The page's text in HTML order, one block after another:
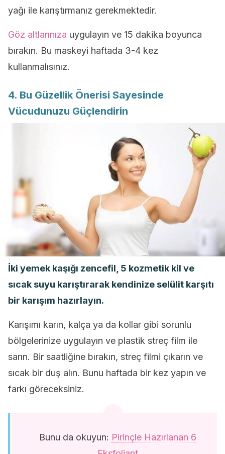
yağı ile karıştırmanız gerekmektedir.
Göz altlarınıza uygulayın ve 15 dakika boyunca
bırakın. Bu maskeyi haftada 3-4 kez
kullanmalısınız.
4. Bu Güzellik Önerisi Sayesinde
Vücudunuzu Güçlendirin
İki yemek kaşığı zencefil, 5 kozmetik kil ve
sıcak suyu karıştırarak kendinize selülit karşıtı
bir karışım hazırlayın.
Karışımı karın, kalça ya da kollar gibi sorunlu
bölgelerinize uygulayın ve plastik streç film ile
sarın. Bir saatliğine bırakın, streç filmi çıkarın ve
sıcak bir duş alın. Bunu haftada bir kez yapın ve
farkı göreceksiniz.
Bunu da okuyun: Pirinçle Hazırlanan 6